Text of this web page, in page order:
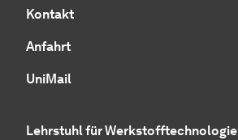
Kontakt
Anfahrt
UniMail
Lehrstuhl für Werkstofftechnologie